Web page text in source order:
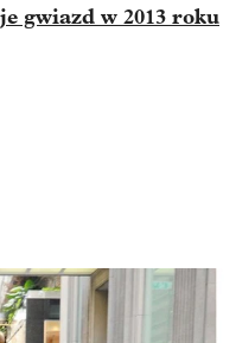
gwiazd w 2013 roku